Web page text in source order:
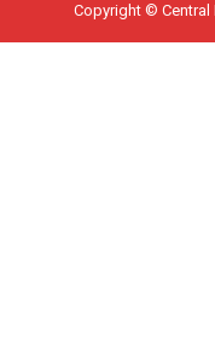
Copyright © Central